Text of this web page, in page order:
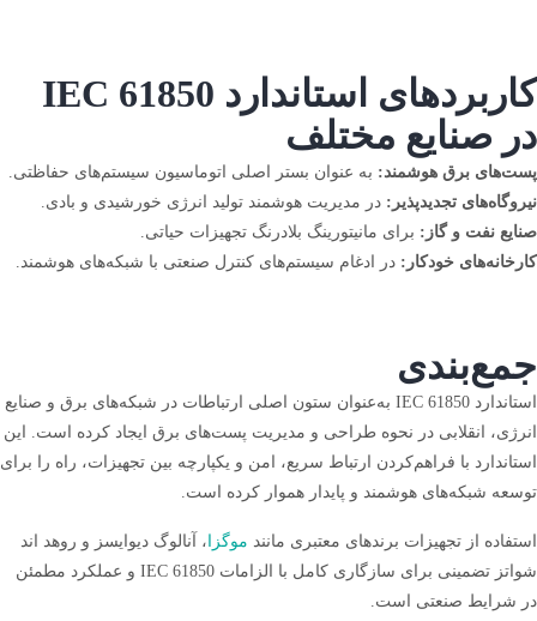
کاربردهای استاندارد IEC 61850
در صنایع مختلف
پست‌های برق هوشمند: به عنوان بستر اصلی اتوماسیون سیستم‌های حفاظتی.
نیروگاه‌های تجدیدپذیر: در مدیریت هوشمند تولید انرژی خورشیدی و بادی.
صنایع نفت و گاز: برای مانیتورینگ بلادرنگ تجهیزات حیاتی.
کارخانه‌های خودکار: در ادغام سیستم‌های کنترل صنعتی با شبکه‌های هوشمند.
جمع‌بندی
استاندارد IEC 61850 به‌عنوان ستون اصلی ارتباطات در شبکه‌های برق و صنایع
انرژی، انقلابی در نحوه طراحی و مدیریت پست‌های برق ایجاد کرده است. این
استاندارد با فراهم‌کردن ارتباط سریع، امن و یکپارچه بین تجهیزات، راه را برای
توسعه شبکه‌های هوشمند و پایدار هموار کرده است.
استفاده از تجهیزات برندهای معتبری مانند موگزا ، آنالوگ دیوایسز و روهد اند
شواتز تضمینی برای سازگاری کامل با الزامات IEC 61850 و عملکرد مطمئن
در شرایط صنعتی است.